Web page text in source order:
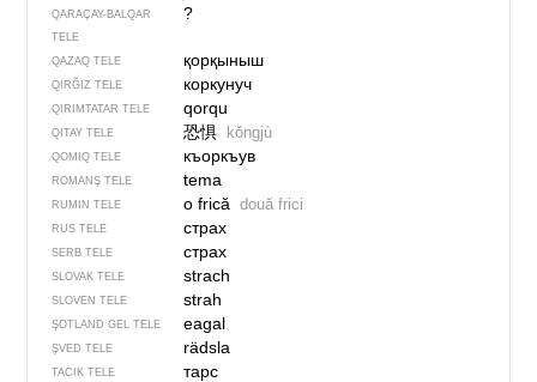
QARAÇAY-BALQAR
TELE
?
QAZAQ TELE қорқыныш
QIRĞIZ TELE коркунуч
QIRIMTATAR TELE qorqu
QITAY TELE 恐惧 kǒngjù
QOMIQ TELE къоркъув
ROMANŞ TELE tema
RUMIN TELE o frică două frici
RUS TELE страх
SERB TELE страх
SLOVAK TELE strach
SLOVEN TELE strah
ŞOTLAND GEL TELE eagal
ŞVED TELE rädsla
TACIK TELE тарс